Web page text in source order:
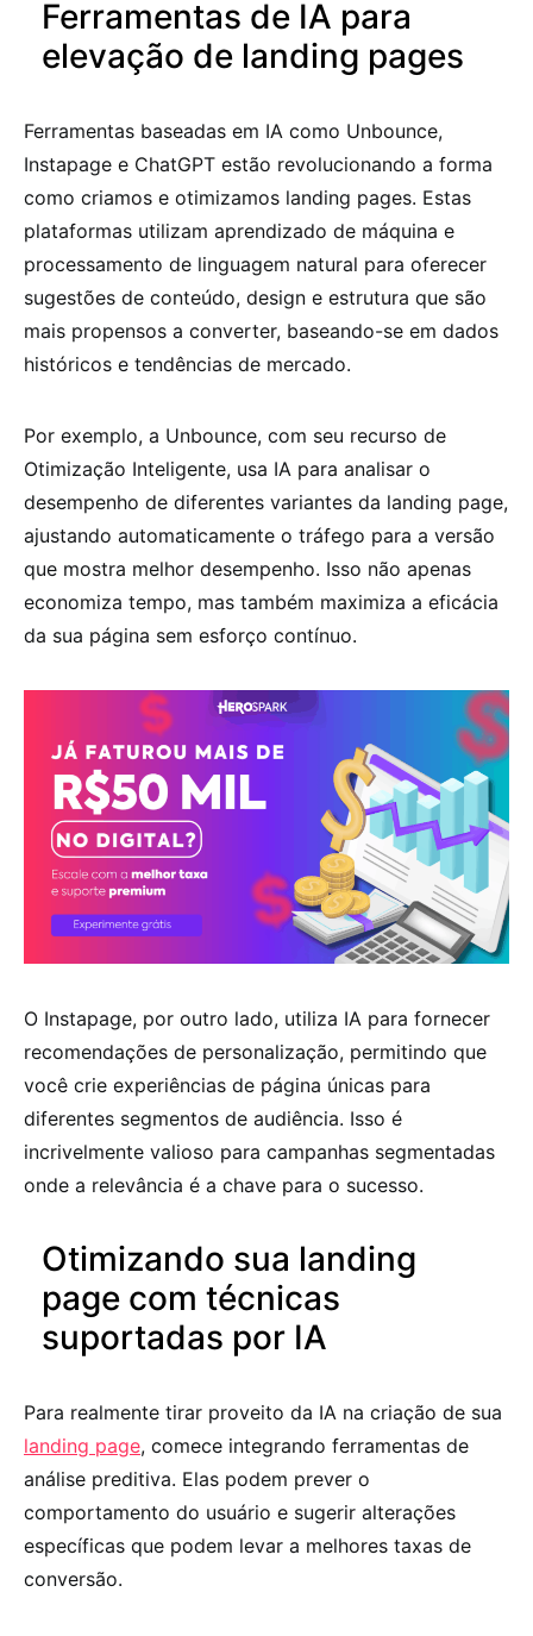
Ferramentas de IA para
elevação de landing pages
Ferramentas baseadas em IA como Unbounce,
Instapage e ChatGPT estão revolucionando a forma
como criamos e otimizamos landing pages. Estas
plataformas utilizam aprendizado de máquina e
processamento de linguagem natural para oferecer
sugestões de conteúdo, design e estrutura que são
mais propensos a converter, baseando-se em dados
históricos e tendências de mercado.
Por exemplo, a Unbounce, com seu recurso de
Otimização Inteligente, usa IA para analisar o
desempenho de diferentes variantes da landing page,
ajustando automaticamente o tráfego para a versão
que mostra melhor desempenho. Isso não apenas
economiza tempo, mas também maximiza a eficácia
da sua página sem esforço contínuo.
O Instapage, por outro lado, utiliza IA para fornecer
recomendações de personalização, permitindo que
você crie experiências de página únicas para
diferentes segmentos de audiência. Isso é
incrivelmente valioso para campanhas segmentadas
onde a relevância é a chave para o sucesso.
Otimizando sua landing
page com técnicas
suportadas por IA
Para realmente tirar proveito da IA na criação de sua
landing page, comece integrando ferramentas de
análise preditiva. Elas podem prever o
comportamento do usuário e sugerir alterações
específicas que podem levar a melhores taxas de
conversão.